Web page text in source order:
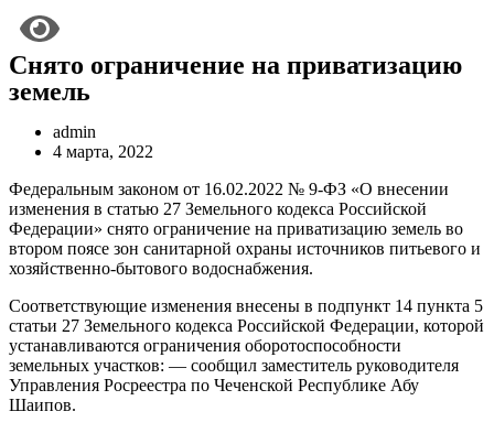
Снято ограничение на приватизацию
земель
admin
4 марта, 2022
Федеральным законом от 16.02.2022 № 9-ФЗ «О внесении
изменения в статью 27 Земельного кодекса Российской
Федерации» снято ограничение на приватизацию земель во
втором поясе зон санитарной охраны источников питьевого и
хозяйственно-бытового водоснабжения.
Соответствующие изменения внесены в подпункт 14 пункта 5
статьи 27 Земельного кодекса Российской Федерации, которой
устанавливаются ограничения оборотоспособности
земельных участков: — сообщил заместитель руководителя
Управления Росреестра по Чеченской Республике Абу
Шаипов.